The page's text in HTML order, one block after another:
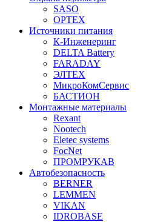
SASO
OPTEX
Источники питания
К-Инженеринг
DELTA Battery
FARADAY
ЭЛТЕХ
МикроКомСервис
БАСТИОН
Монтажные материалы
Rexant
Nootech
Eletec systems
FocNet
ПРОМРУКАВ
Автобезопасность
BERNER
LEMMEN
VIKAN
IDROBASE